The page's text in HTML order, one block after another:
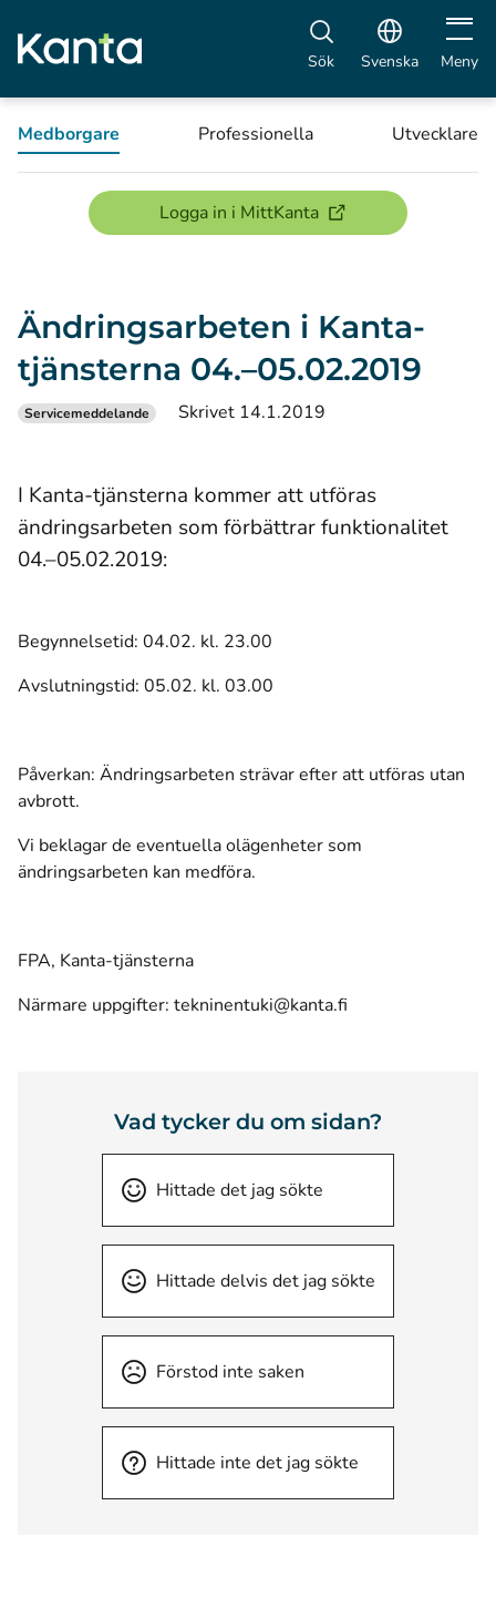
Sök Svenska Öppna
Meny
Medborgare Professionella Utvecklare
Logga in i MittKanta(öppnas i ett nytt
Ändringsarbeten i Kanta-
tjänsterna 04.–05.02.2019
Servicemeddelande Skrivet 14.1.2019
I Kanta-tjänsterna kommer att utföras
ändringsarbeten som förbättrar funktionalitet
04.–05.02.2019:
Begynnelsetid: 04.02. kl. 23.00
Avslutningstid: 05.02. kl. 03.00
Påverkan: Ändringsarbeten strävar efter att utföras utan
avbrott.
Vi beklagar de eventuella olägenheter som
ändringsarbeten kan medföra.
FPA, Kanta-tjänsterna
Närmare uppgifter: tekninentuki@kanta.fi
Vad tycker du om sidan?
Hittade det jag sökte
Hittade delvis det jag sökte
Förstod inte saken
Hittade inte det jag sökte